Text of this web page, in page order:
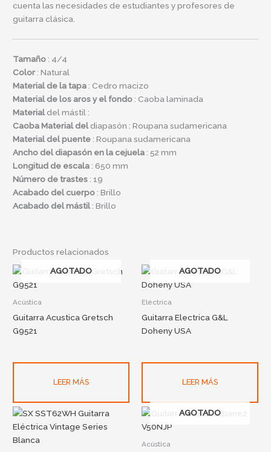
cuenta las necesidades de estudiantes y profesores de
guitarra clásica.
Tamaño: 4/4
Color: Natural
Material de la tapa: Cedro macizo
Material de los aros y el fondo: Caoba laminada
Material del mástil :
Caoba Material del diapasón : Roupana sudamericana
Material del puente: Roupana sudamericana
Ancho del diapasón en la cejuela: 52 mm
Longitud de escala: 650 mm
Número de trastes: 19
Acabado del cuerpo: Brillo
Acabado del mástil: Brillo
Productos relacionados
AGOTADO
Acústica
Guitarra Acustica Gretsch
G9521
LEER MÁS
AGOTADO
Eléctrica
Guitarra Electrica G&L
Doheny USA
LEER MÁS
AGOTADO
Acústica